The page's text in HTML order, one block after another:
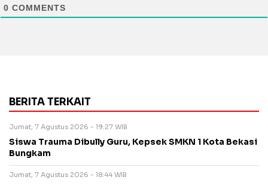
0 COMMENTS
BERITA TERKAIT
Jumat, 7 Agustus 2026 - 19:27 WIB
Siswa Trauma Dibully Guru, Kepsek SMKN 1 Kota Bekasi
Bungkam
Jumat, 7 Agustus 2026 - 18:44 WIB